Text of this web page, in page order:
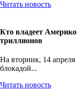
Читать новость
Кто владеет
триллионов
На вторник, 14 апреля
блокадой...
Читать новость